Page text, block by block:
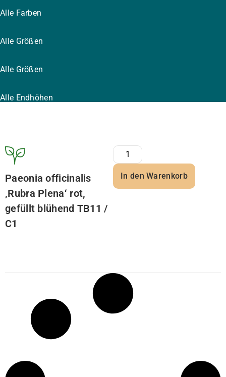
Alle Farben
Alle Größen
Alle Größen
Alle Endhöhen
Paeonia officinalis
‚Rubra Plena‘ rot,
gefüllt blühend TB11 /
C1
In den Warenkorb